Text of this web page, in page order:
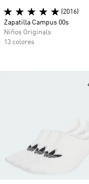
(2016)
Zapatilla Campus 00s
Niños Originals
13 colores